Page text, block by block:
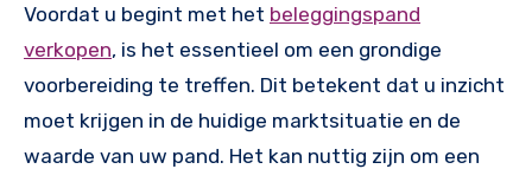
Voordat u begint met het beleggingspand
verkopen, is het essentieel om een grondige
voorbereiding te treffen. Dit betekent dat u inzicht
moet krijgen in de huidige marktsituatie en de
waarde van uw pand. Het kan nuttig zijn om een